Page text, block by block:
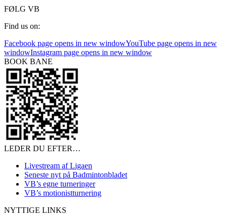
FØLG VB
Find us on:
Facebook page opens in new windowYouTube page opens in new
windowInstagram page opens in new window
BOOK BANE
LEDER DU EFTER…
Livestream af Ligaen
Seneste nyt på Badmintonbladet
VB’s egne turneringer
VB’s motionistturnering
NYTTIGE LINKS